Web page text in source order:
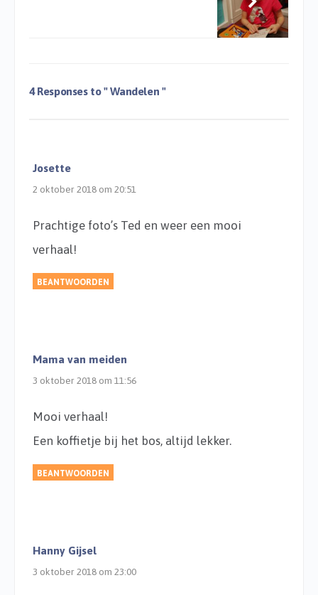
4 Responses to" Wandelen "
Josette
2 oktober 2018 om 20:51
Prachtige foto’s Ted en weer een mooi
verhaal!
BEANTWOORDEN
Mama van meiden
3 oktober 2018 om 11:56
Mooi verhaal!
Een koffietje bij het bos, altijd lekker.
BEANTWOORDEN
Hanny Gijsel
3 oktober 2018 om 23:00